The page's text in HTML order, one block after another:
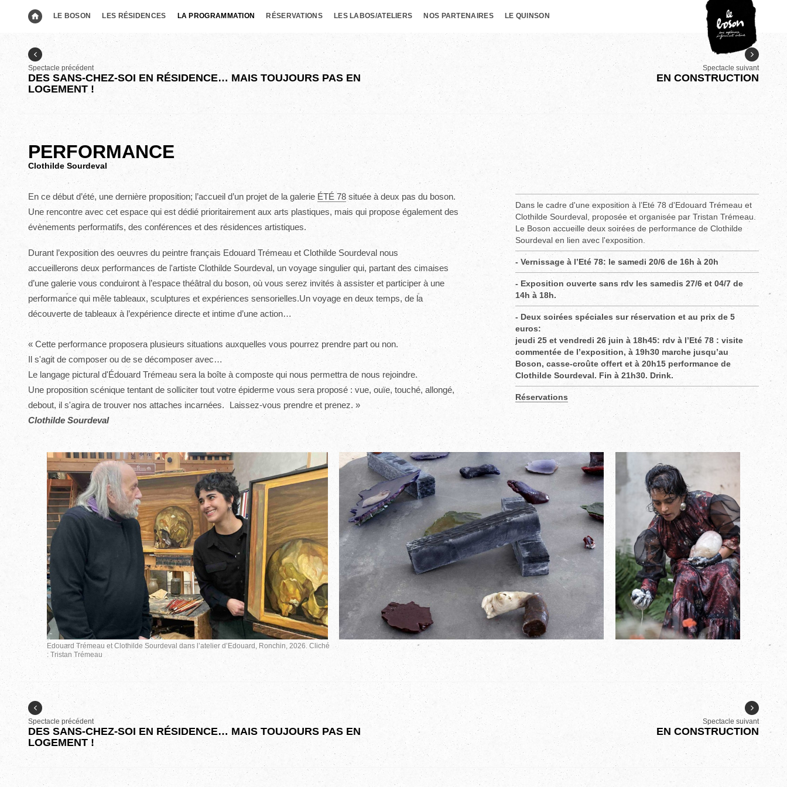
LE BOSON LES RÉSIDENCES LA PROGRAMMATION RÉSERVATIONS LES LABOS/ATELIERS NOS PARTENAIRES LE QUINSON
Spectacle précédent
DES SANS-CHEZ-SOI EN RÉSIDENCE… MAIS TOUJOURS PAS EN
LOGEMENT !
Spectacle suivant
EN CONSTRUCTION
PERFORMANCE
Clothilde Sourdeval
En ce début d’été, une dernière proposition; l’accueil d’un projet de la galerie ÉTÉ 78située à deux pas du boson.
Une rencontre avec cet espace qui est dédié prioritairement aux arts plastiques, mais qui propose également des
évènements performatifs, des conférences et des résidences artistiques.
Durant l’exposition des oeuvres du peintre français Edouard Trémeau et Clothilde Sourdeval nous
accueillerons deux performances de l'artiste Clothilde Sourdeval, un voyage singulier qui, partant des cimaises
d’une galerie vous conduiront à l’espace théâtral du boson, où vous serez invités à assister et participer à une
performance qui mêle tableaux, sculptures et expériences sensorielles.Un voyage en deux temps, de la
découverte de tableaux à l’expérience directe et intime d’une action…
« Cette performance proposera plusieurs situations auxquelles vous pourrez prendre part ou non.
Il s'agit de composer ou de se décomposer avec…
Le langage pictural d'Édouard Trémeau sera la boîte à composte qui nous permettra de nous rejoindre.
Une proposition scénique tentant de solliciter tout votre épiderme vous sera proposé : vue, ouïe, touché, allongé,
debout, il s'agira de trouver nos attaches incarnées. Laissez-vous prendre et prenez. »
Clothilde Sourdeval
Dans le cadre d'une exposition à l’Eté 78 d'Edouard Trémeau et
Clothilde Sourdeval, proposée et organisée par Tristan Trémeau.
Le Boson accueille deux soirées de performance de Clothilde
Sourdeval en lien avec l'exposition.
- Vernissage à l’Eté 78: le samedi 20/6 de 16h à 20h
- Exposition ouverte sans rdv les samedis 27/6 et 04/7 de
14h à 18h.
- Deux soirées spéciales sur réservation et au prix de 5
euros:
jeudi 25 et vendredi 26 juin à 18h45: rdv à l’Eté 78 : visite
commentée de l’exposition, à 19h30 marche jusqu’au
Boson, casse-croûte offert et à 20h15 performance de
Clothilde Sourdeval. Fin à 21h30. Drink.
Réservations
Edouard Trémeau et Clothilde Sourdeval dans l’atelier d’Edouard, Ronchin, 2026. Cliché
: Tristan Trémeau
Spectacle précédent
DES SANS-CHEZ-SOI EN RÉSIDENCE… MAIS TOUJOURS PAS EN
LOGEMENT !
Spectacle suivant
EN CONSTRUCTION